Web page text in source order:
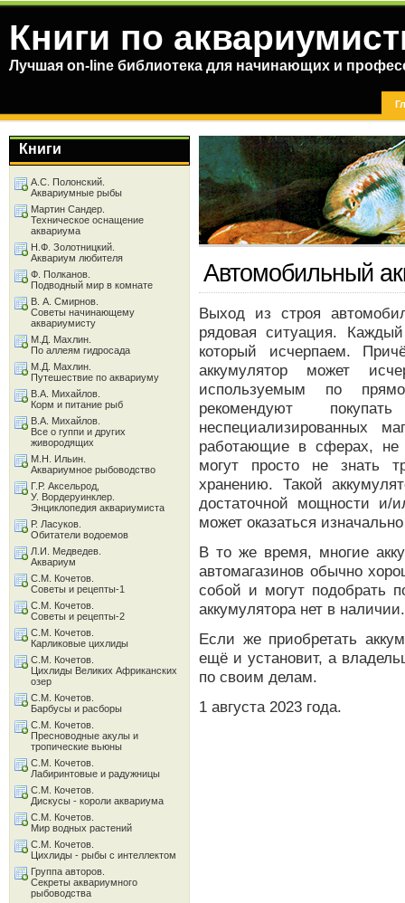
Книги по
Лучшая on-line библиотека для начинающих и
Автомобильный
Выход из строя
рядовая ситуация.
который исчерпаем.
аккумулятор может
используемым по
рекомендуют
неспециализированных
работающие в сферах, не
могут просто не знать
хранению. Такой
достаточной мощности и/
может оказаться
В то же время, многие
автомагазинов обычно
собой и могут подобрать
аккумулятора нет в наличии.
Если же приобретать
ещё и установит, а
по своим делам.
1 августа 2023 года.
Книги
А.С. Полонский.
Аквариумные рыбы
Мартин Сандер.
Техническое оснащение
аквариума
Н.Ф. Золотницкий.
Аквариум любителя
Ф. Полканов.
Подводный мир в комнате
В. А. Смирнов.
Советы начинающему
аквариумисту
М.Д. Махлин.
По аллеям гидросада
М.Д. Махлин.
Путешествие по аквариуму
В.А. Михайлов.
Корм и питание рыб
В.А. Михайлов.
Все о гуппи и других
живородящих
М.Н. Ильин.
Аквариумное рыбоводство
Г.Р. Аксельрод,
У. Вордеруинклер.
Энциклопедия аквариумиста
Р. Ласуков.
Обитатели водоемов
Л.И. Медведев.
Аквариум
С.М. Кочетов.
Советы и рецепты-1
С.М. Кочетов.
Советы и рецепты-2
С.М. Кочетов.
Карликовые цихлиды
С.М. Кочетов.
Цихлиды Великих Африканских
озер
С.М. Кочетов.
Барбусы и расборы
С.М. Кочетов.
Пресноводные акулы и
тропические вьюны
С.М. Кочетов.
Лабиринтовые и радужницы
С.М. Кочетов.
Дискусы - короли аквариума
С.М. Кочетов.
Мир водных растений
С.М. Кочетов.
Цихлиды - рыбы с интеллектом
Группа авторов.
Секреты аквариумного
рыбоводства